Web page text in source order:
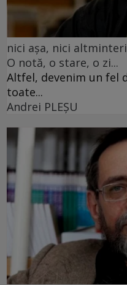
nici așa, nici altminteri
O notă, o stare, o zi...
Altfel, devenim un fel
toate...
Andrei PLEŞU